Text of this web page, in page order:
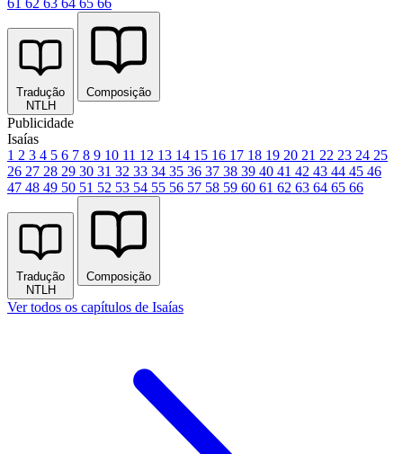
Tradução
NTLH
Composição
Publicidade
Isaías
1 2 3 4 5 6 7 8 9 10 11 12 13 14 15 16 17 18 19 20 21 22 23 24 25
26 27 28 29 30 31 32 33 34 35 36 37 38 39 40 41 42 43 44 45 46
47 48 49 50 51 52 53 54 55 56 57 58 59 60 61 62 63 64 65 66
Tradução
NTLH
Composição
Ver todos os capítulos de Isaías